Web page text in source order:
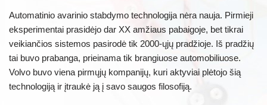
Automatinio avarinio stabdymo technologija nėra nauja. Pirmieji
eksperimentai prasidėjo dar XX amžiaus pabaigoje, bet tikrai
veikiančios sistemos pasirodė tik 2000-ųjų pradžioje. Iš pradžių
tai buvo prabanga, prieinama tik brangiuose automobiliuose.
Volvo buvo viena pirmųjų kompanijų, kuri aktyviai plėtojo šią
technologiją ir įtraukė ją į savo saugos filosofiją.